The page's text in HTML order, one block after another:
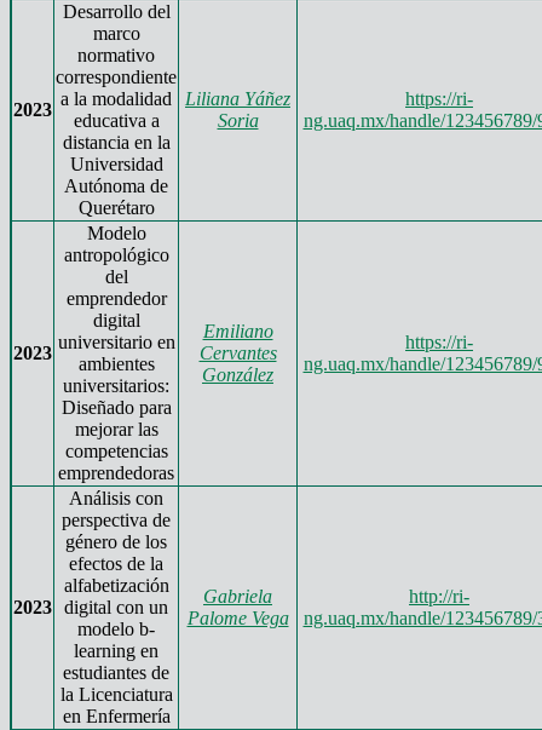
2023
Desarrollo del
marco
normativo
correspondiente
a la modalidad
educativa a
distancia en la
Universidad
Autónoma de
Querétaro
Liliana Yáñez
Soria
https://ri-
ng.uaq.mx/handle/123456789/
2023
Modelo
antropológico
del
emprendedor
digital
universitario en
ambientes
universitarios:
Diseñado para
mejorar las
competencias
emprendedoras
Emiliano
Cervantes
González
https://ri-
ng.uaq.mx/handle/123456789/
2023
Análisis con
perspectiva de
género de los
efectos de la
alfabetización
digital con un
modelo b-
learning en
estudiantes de
la Licenciatura
en Enfermería
Gabriela
Palome Vega
http://ri-
ng.uaq.mx/handle/123456789/